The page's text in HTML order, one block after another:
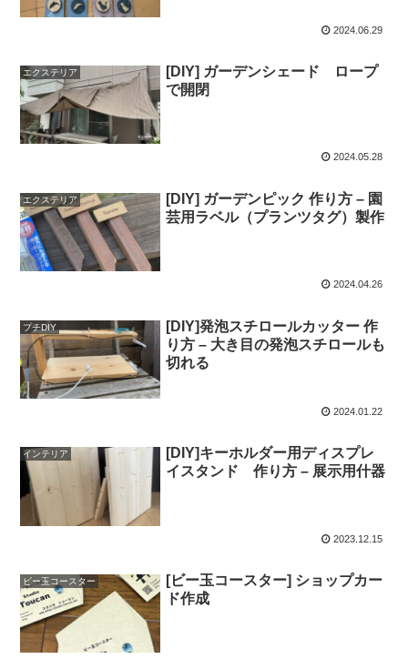
2024.06.29
エクステリア
[DIY] ガーデンシェード ロープ
で開閉
2024.05.28
エクステリア
[DIY] ガーデンピック 作り方 – 園
芸用ラベル（プランツタグ）製作
2024.04.26
プチDIY
[DIY]発泡スチロールカッター 作
り方 – 大き目の発泡スチロールも
切れる
2024.01.22
インテリア
[DIY]キーホルダー用ディスプレ
イスタンド 作り方 – 展示用什器
2023.12.15
ビー玉コースター
[ビー玉コースター] ショップカー
ド作成